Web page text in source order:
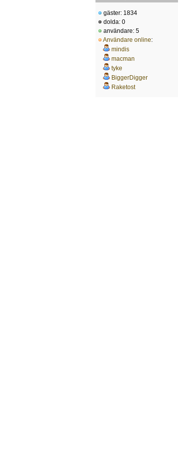
gäster: 1834
dolda: 0
användare: 5
Användare online:
mindis
macman
tyke
BiggerDigger
Raketost